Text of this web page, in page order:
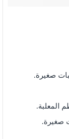
صغيرة.
المعلبة.
صغيرة.